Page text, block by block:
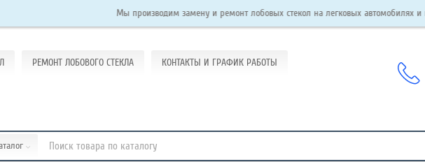
Мы производим замену и ремонт лобовых стекол на легковых автомобилях и
РЕМОНТ ЛОБОВОГО СТЕКЛА КОНТАКТЫ И ГРАФИК РАБОТЫ